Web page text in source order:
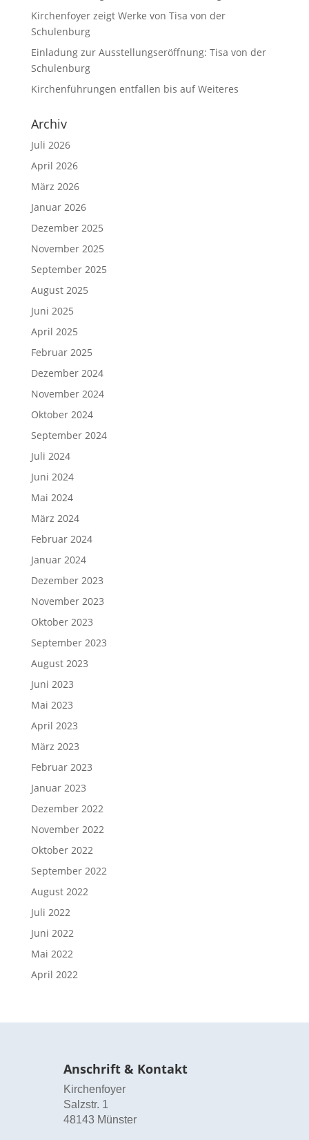
Kirchenfoyer zeigt Werke von Tisa von der
Schulenburg
Einladung zur Ausstellungseröffnung: Tisa von der
Schulenburg
Kirchenführungen entfallen bis auf Weiteres
Archiv
Juli 2026
April 2026
März 2026
Januar 2026
Dezember 2025
November 2025
September 2025
August 2025
Juni 2025
April 2025
Februar 2025
Dezember 2024
November 2024
Oktober 2024
September 2024
Juli 2024
Juni 2024
Mai 2024
März 2024
Februar 2024
Januar 2024
Dezember 2023
November 2023
Oktober 2023
September 2023
August 2023
Juni 2023
Mai 2023
April 2023
März 2023
Februar 2023
Januar 2023
Dezember 2022
November 2022
Oktober 2022
September 2022
August 2022
Juli 2022
Juni 2022
Mai 2022
April 2022
Anschrift & Kontakt
Kirchenfoyer
Salzstr. 1
48143 Münster